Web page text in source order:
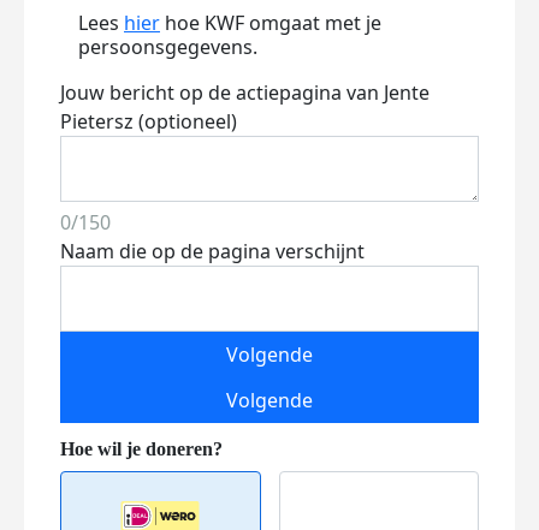
Lees hier hoe KWF omgaat met je
persoonsgegevens.
Jouw bericht op de actiepagina van Jente
Pietersz (optioneel)
0/150
Naam die op de pagina verschijnt
Volgende
Volgende